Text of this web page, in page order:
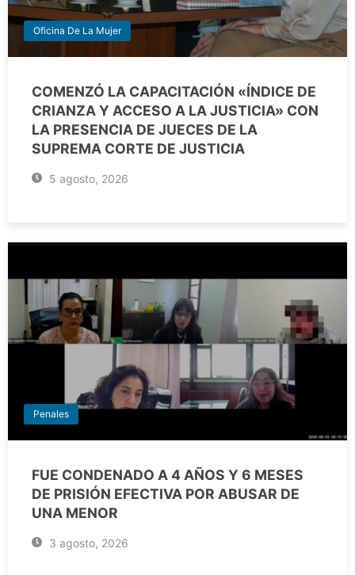
Oficina De La Mujer
COMENZÓ LA CAPACITACIÓN «ÍNDICE DE
CRIANZA Y ACCESO A LA JUSTICIA» CON
LA PRESENCIA DE JUECES DE LA
SUPREMA CORTE DE JUSTICIA
5 agosto, 2026
Penales
FUE CONDENADO A 4 AÑOS Y 6 MESES
DE PRISIÓN EFECTIVA POR ABUSAR DE
UNA MENOR
3 agosto, 2026